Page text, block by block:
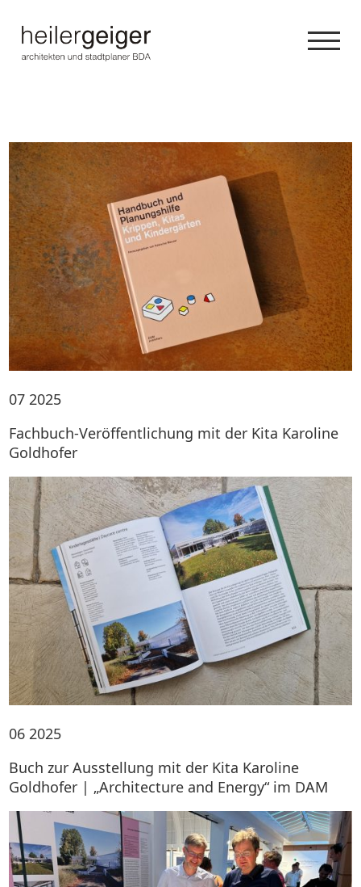
07 2025
Fachbuch-Veröffentlichung mit der Kita Karoline
Goldhofer
06 2025
Buch zur Ausstellung mit der Kita Karoline
Goldhofer | „Architecture and Energy“ im DAM